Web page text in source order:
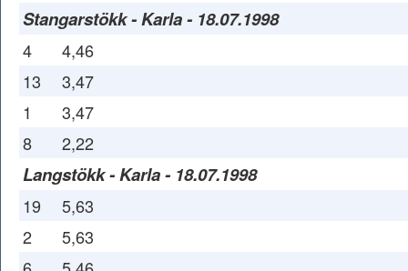
Stangarstökk - Karla - 18.07.1998
4
4,46
13
3,47
1
3,47
8
2,22
Langstökk - Karla - 18.07.1998
19
5,63
2
5,63